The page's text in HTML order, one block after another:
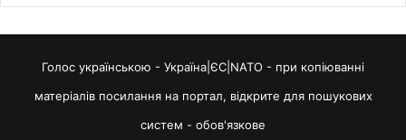
Голос українською - Україна|ЄС|NATO - при копіюванні
матеріалів посилання на портал, відкрите для пошукових
систем - обов'язкове